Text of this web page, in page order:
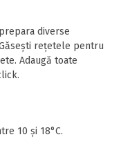
diverse
rețetele pentru
Adaugă toate
10 și 18°C.